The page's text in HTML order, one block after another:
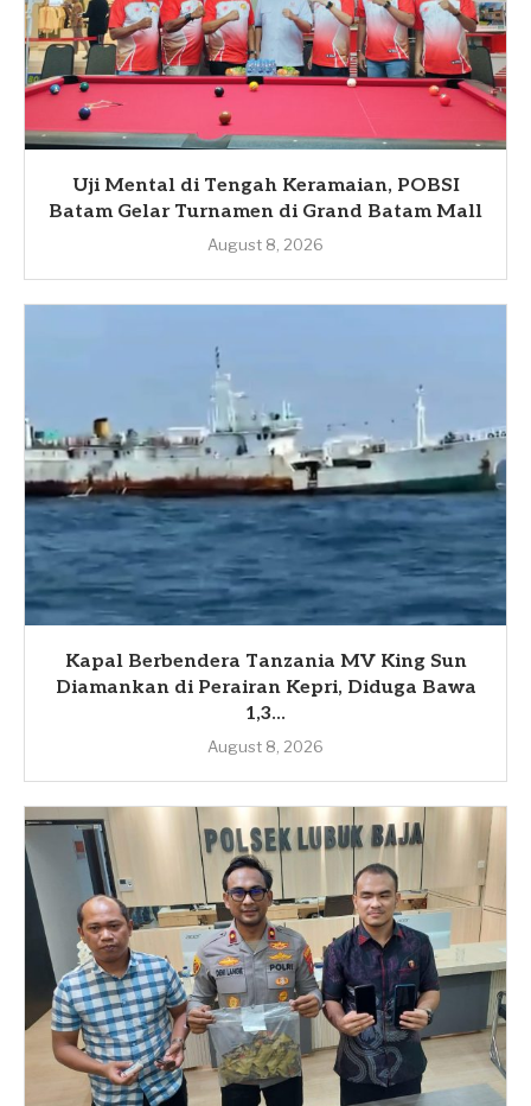
Uji Mental di Tengah Keramaian, POBSI
Batam Gelar Turnamen di Grand Batam Mall
August 8, 2026
Kapal Berbendera Tanzania MV King Sun
Diamankan di Perairan Kepri, Diduga Bawa
1,3...
August 8, 2026